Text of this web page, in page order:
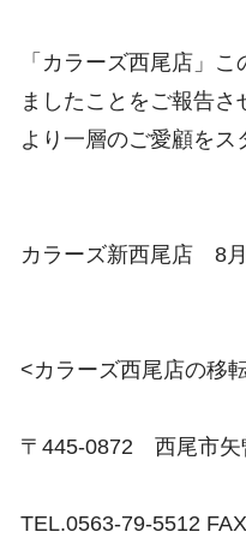
「カラーズ西尾店」
ましたことをご報告さ
より一層のご愛顧を
カラーズ新西尾店 8
<カラーズ西尾店の移
〒445-0872 西尾市矢
TEL.0563-79-5512